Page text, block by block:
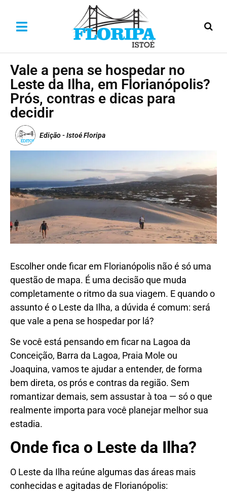
Vale a pena se hospedar no
Leste da Ilha, em Florianópolis?
Prós, contras e dicas para
decidir
Edição - Istoé Floripa
Escolher onde ficar em Florianópolis não é só uma
questão de mapa. É uma decisão que muda
completamente o ritmo da sua viagem. E quando o
assunto é o Leste da Ilha, a dúvida é comum: será
que vale a pena se hospedar por lá?
Se você está pensando em ficar na Lagoa da
Conceição, Barra da Lagoa, Praia Mole ou
Joaquina, vamos te ajudar a entender, de forma
bem direta, os prós e contras da região. Sem
romantizar demais, sem assustar à toa — só o que
realmente importa para você planejar melhor sua
estadia.
Onde fica o Leste da Ilha?
O Leste da Ilha reúne algumas das áreas mais
conhecidas e agitadas de Florianópolis: